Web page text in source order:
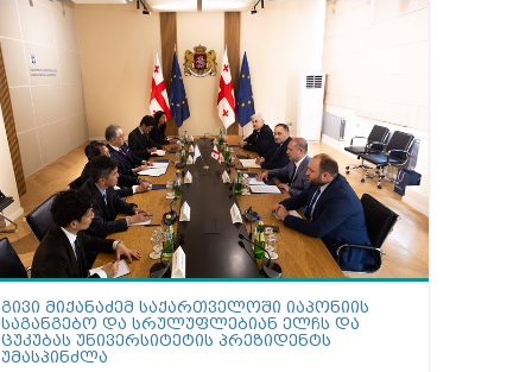
გივი მიქანაძემ საქართველოში იაპონიის
საგანგებო და სრულუფლებიან ელჩს და
ცუკუბას უნივერსიტეტის პრეზიდენტს
უმასპინძლა